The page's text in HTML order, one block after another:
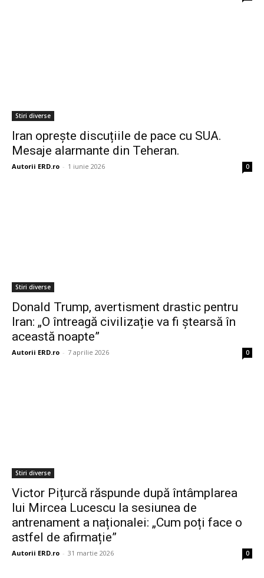
Stiri diverse
Iran oprește discuțiile de pace cu SUA.
Mesaje alarmante din Teheran.
Autorii ERD.ro - 1 iunie 2026 0
Stiri diverse
Donald Trump, avertisment drastic pentru
Iran: „O întreagă civilizație va fi ștearsă în
această noapte”
Autorii ERD.ro - 7 aprilie 2026 0
Stiri diverse
Victor Pițurcă răspunde după întâmplarea
lui Mircea Lucescu la sesiunea de
antrenament a naționalei: „Cum poți face o
astfel de afirmație”
Autorii ERD.ro - 31 martie 2026 0